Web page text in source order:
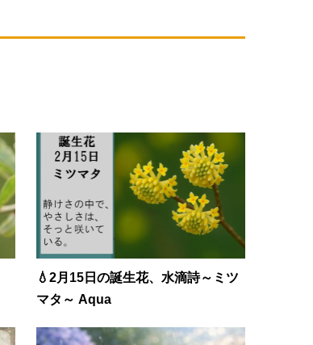
💧2月15日の誕生花、水滴詩～ミツ
マタ～ Aqua